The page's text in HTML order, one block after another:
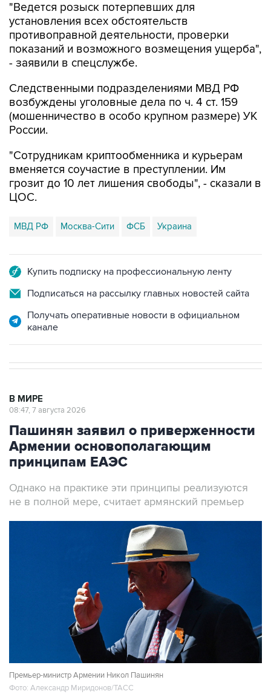
"Ведется розыск потерпевших для
установления всех обстоятельств
противоправной деятельности, проверки
показаний и возможного возмещения ущерба",
- заявили в спецслужбе.
Следственными подразделениями МВД РФ
возбуждены уголовные дела по ч. 4 ст. 159
(мошенничество в особо крупном размере) УК
России.
"Сотрудникам криптообменника и курьерам
вменяется соучастие в преступлении. Им
грозит до 10 лет лишения свободы", - сказали в
ЦОС.
МВД РФ Москва-Сити ФСБ Украина
Купить подписку на профессиональную ленту
Подписаться на рассылку главных новостей сайта
Получать оперативные новости в официальном
канале
В МИРЕ
08:47, 7 августа 2026
Пашинян заявил о приверженности
Армении основополагающим
принципам ЕАЭС
Однако на практике эти принципы реализуются
не в полной мере, считает армянский премьер
Премьер-министр Армении Никол Пашинян
Фото: Александр Миридонов/ТАСС